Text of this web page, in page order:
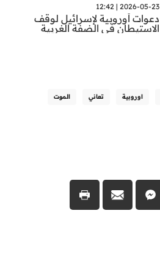
2026-05-23 | 12:42
دعوات أوروبية لإسرائيل لوقف
الاستيطان في الضفة الغربية
اوروبية تعاني الموت